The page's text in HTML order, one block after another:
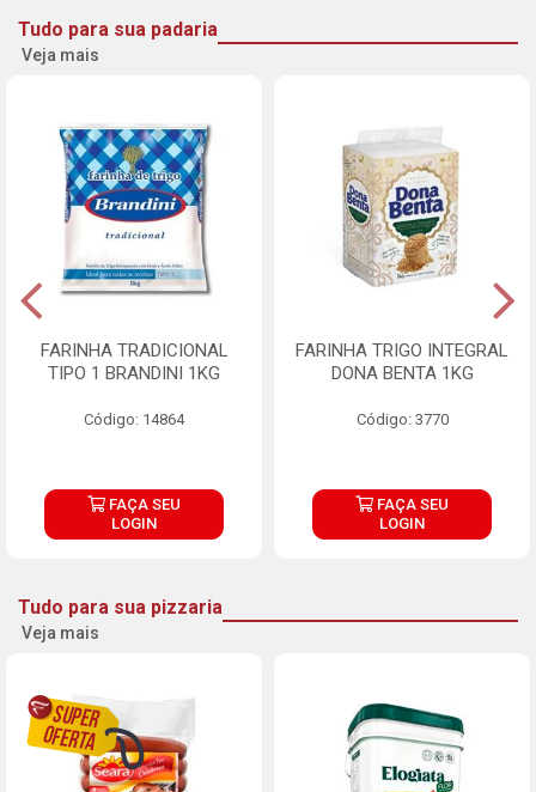
Tudo para sua padaria
Veja mais
FARINHA TRADICIONAL
TIPO 1 BRANDINI 1KG
Código: 14864
FAÇA SEU
LOGIN
FARINHA TRIGO INTEGRAL
DONA BENTA 1KG
Código: 3770
FAÇA SEU
LOGIN
Tudo para sua pizzaria
Veja mais